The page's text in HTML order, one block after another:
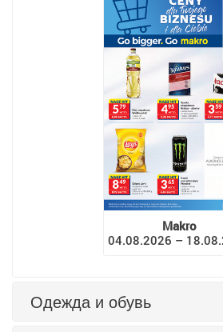
Makro
04.08.2026 –
Одежда и обувь